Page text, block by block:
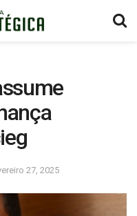
27, 2025